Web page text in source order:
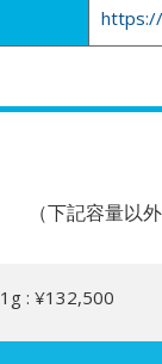
（下記容量以
1g : ¥132,500